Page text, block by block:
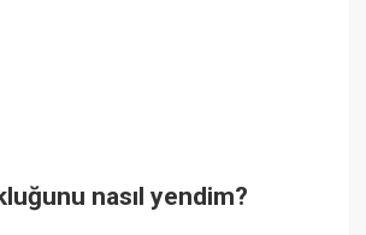
nasıl yendim?